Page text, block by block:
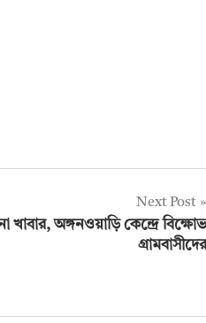
Next Post
খাবার, অঙ্গনওয়াড়ি কেন্দ্রে বিক্ষোভ
গ্রামবাসীদের